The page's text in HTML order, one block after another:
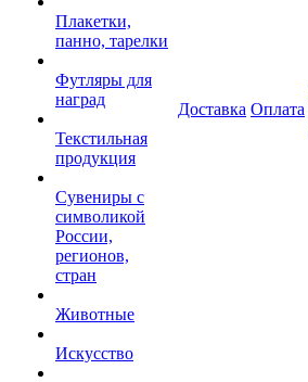
Плакетки,
панно, тарелки
Футляры для
наград
Текстильная
продукция
Сувениры с
символикой
России,
регионов,
стран
Животные
Искусство
Доставка Оплата